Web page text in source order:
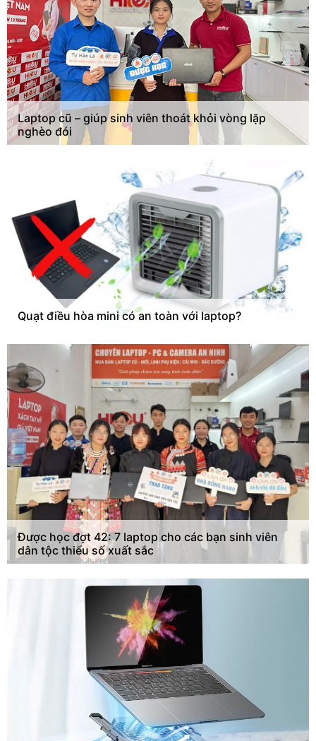
Laptop cũ – giúp sinh viên thoát khỏi vòng lặp
nghèo đói
Quạt điều hòa mini có an toàn với laptop?
Được học đợt 42: 7 laptop cho các bạn sinh viên
dân tộc thiểu số xuất sắc